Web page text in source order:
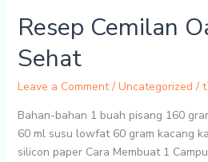
Resep Cemilan
Sehat
Leave a Comment / Uncategorized /
Bahan-bahan 1 buah pisang 160
60 ml susu lowfat 60 gram kacang
silicon paper Cara Membuat 1